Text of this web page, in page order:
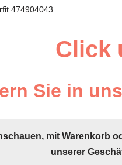
474904043
Click
Sie in
mit Warenkorb
unserer